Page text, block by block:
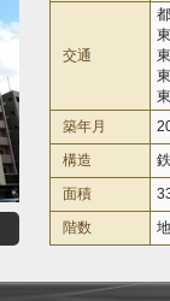
交通
築年月
構造
面積
階数